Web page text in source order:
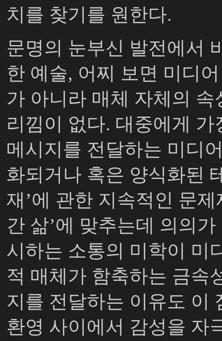
치를 찾기를 원한다.
문명의 눈부신 발전에서
한 예술, 어찌 보면 미디
가 아니라 매체 자체의 속
리낌이 없다. 대중에게 가
메시지를 전달하는 미디
화되거나 혹은 양식화된
재 ’에 관한 지속적인 문
간 삶’에 맞추는데 의의
시하는 소통의 미학이 미
적 매체가 함축하는 금속
지를 전달하는 이유도 이
환영 사이에서 감성을 자